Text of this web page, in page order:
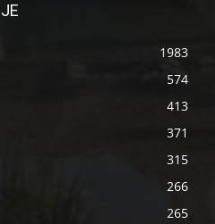
1983
574
413
371
315
266
265